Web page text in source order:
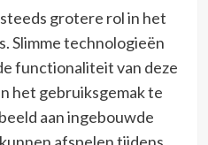
grotere rol in het
Slimme technologieën
functionaliteit van deze
het gebruiksgemak te
aan ingebouwde